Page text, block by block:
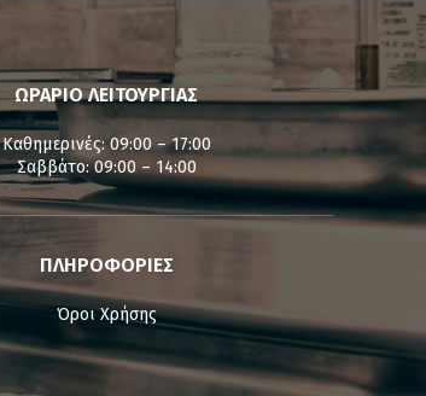
ΩΡΑΡΙΟ ΛΕΙΤΟΥΡΓΙΑΣ
Καθημερινές: 09:00 – 17:00
Σαββάτο: 09:00 – 14:00
ΠΛΗΡΟΦΟΡΙΕΣ
Όροι Χρήσης